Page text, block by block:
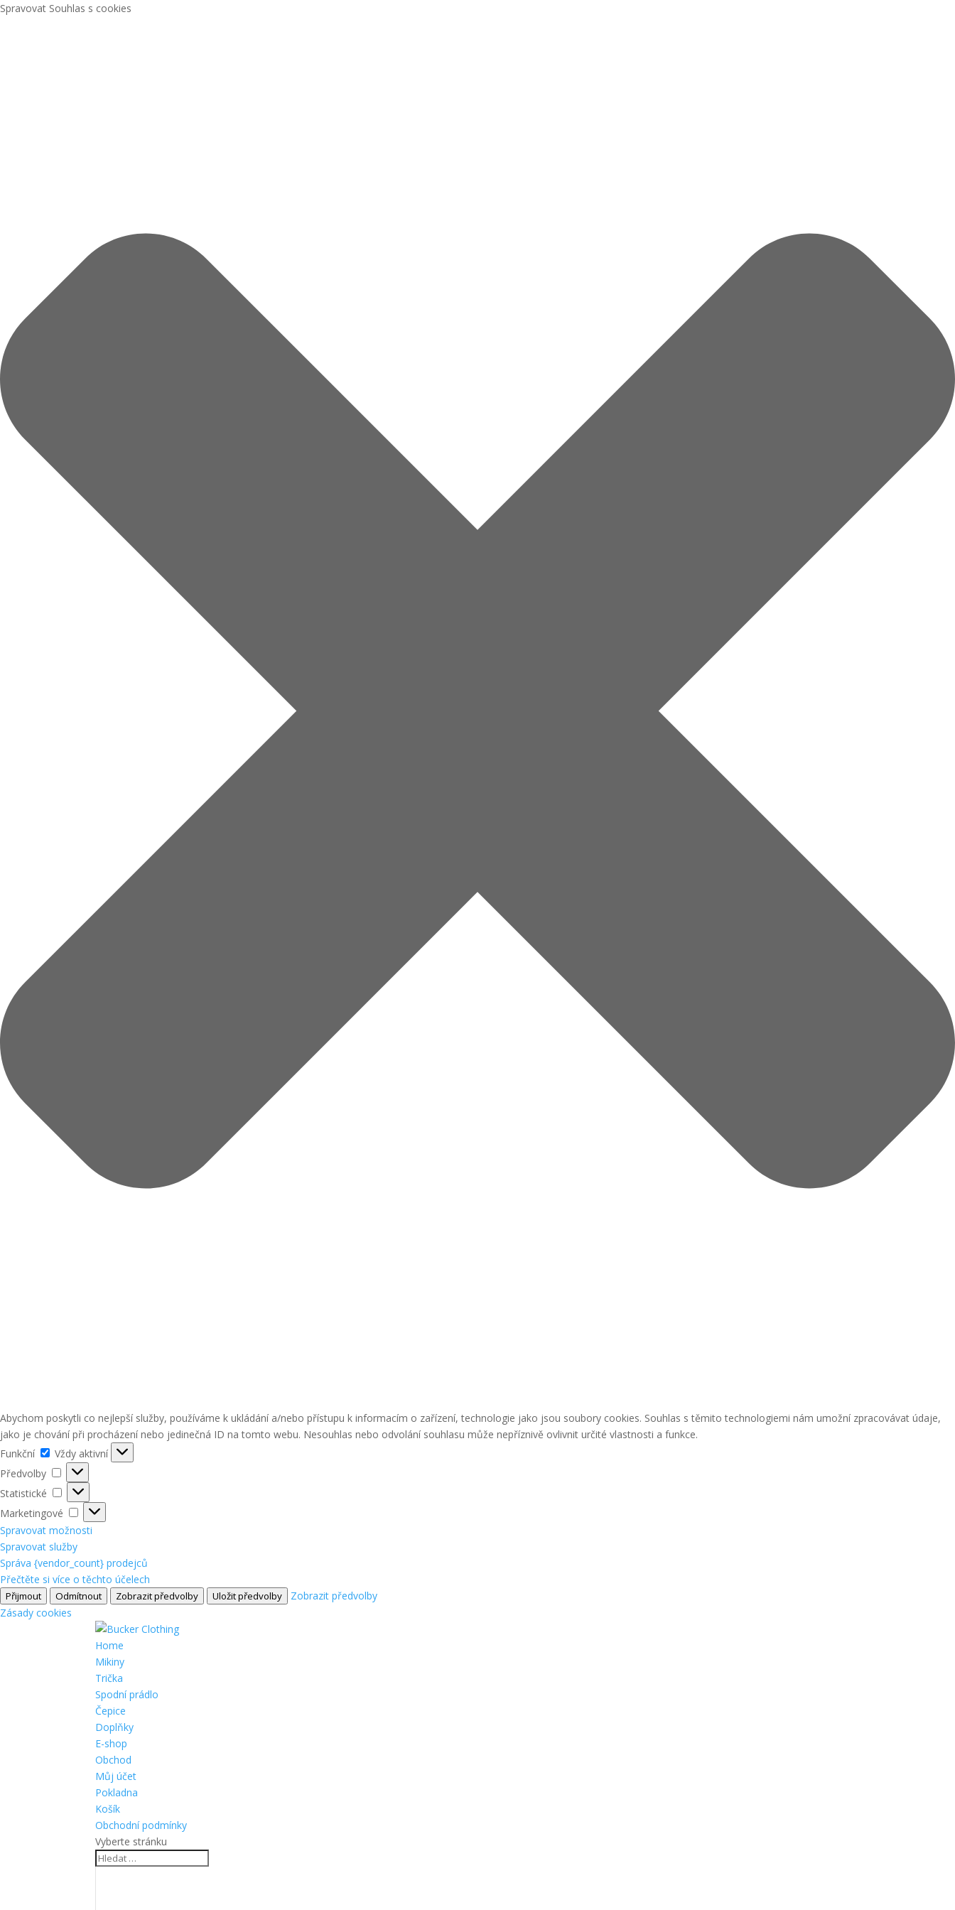
Spravovat Souhlas s cookies
Abychom poskytli co nejlepší služby, používáme k ukládání a/nebo přístupu k informacím o zařízení, technologie jako jsou soubory cookies. Souhlas s těmito technologiemi nám umožní zpracovávat údaje,
jako je chování při procházení nebo jedinečná ID na tomto webu. Nesouhlas nebo odvolání souhlasu může nepříznivě ovlivnit určité vlastnosti a funkce.
Funkční
Funkční
Vždy aktivní
Předvolby
Předvolby
Statistické
Statistické
Marketingové
Marketingové
Spravovat možnosti
Spravovat služby
Správa {vendor_count} prodejců
Přečtěte si více o těchto účelech
Přijmout Odmítnout Zobrazit předvolby Uložit předvolby
Zobrazit předvolby
Zásady cookies
Home
Mikiny
Trička
Spodní prádlo
Čepice
Doplňky
E-shop
Obchod
Můj účet
Pokladna
Košík
Obchodní podmínky
Vyberte stránku